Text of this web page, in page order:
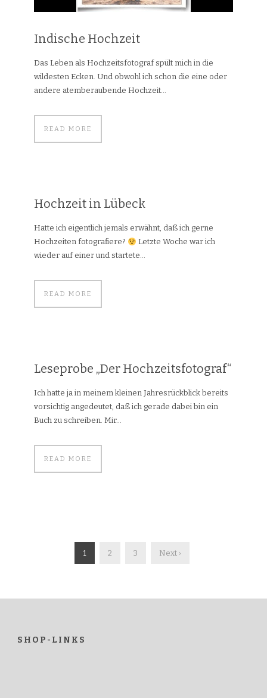
Indische Hochzeit
Das Leben als Hochzeitsfotograf spült mich in die
wildesten Ecken. Und obwohl ich schon die eine oder
andere atemberaubende Hochzeit...
READ MORE
Hochzeit in Lübeck
Hatte ich eigentlich jemals erwähnt, daß ich gerne
Hochzeiten fotografiere?
Letzte Woche war ich
wieder auf einer und startete...
READ MORE
Leseprobe „Der Hochzeitsfotograf“
Ich hatte ja in meinem kleinen Jahresrückblick bereits
vorsichtig angedeutet, daß ich gerade dabei bin ein
Buch zu schreiben. Mir...
READ MORE
1 2 3 Next ›
SHOP-LINKS